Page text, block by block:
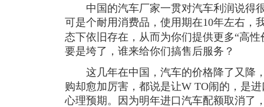
中国的汽车厂家一贯对汽车利润说得
可是个耐用消费品，使用期在10年左右，
态下依旧存在，从而为你们提供更多“高
要是垮了，谁来给你们搞售后服务？
这几年在中国，汽车的价格降了又降
购却愈加厉害，都说是让W TO闹的，是
心理预期。因为明年进口汽车配额取消了